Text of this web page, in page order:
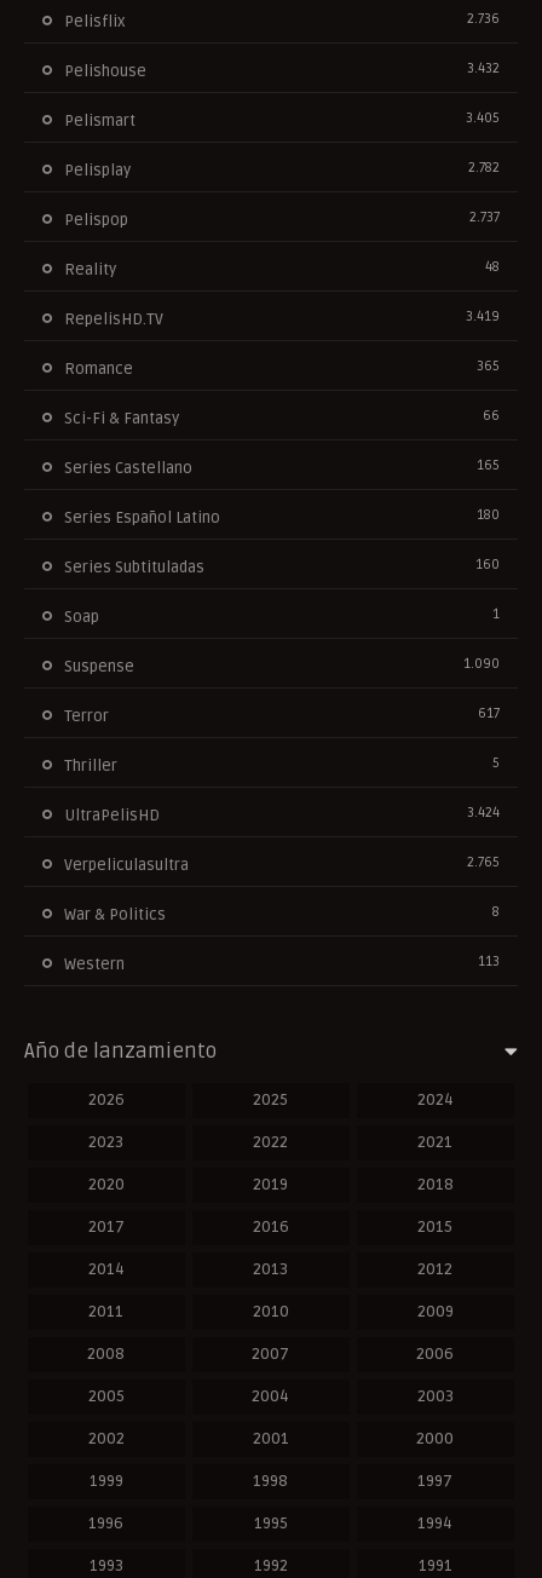
Pelisflix 2.736
Pelishouse 3.432
Pelismart 3.405
Pelisplay 2.782
Pelispop 2.737
Reality 48
RepelisHD.TV 3.419
Romance 365
Sci-Fi & Fantasy 66
Series Castellano 165
Series Español Latino 180
Series Subtituladas 160
Soap 1
Suspense 1.090
Terror 617
Thriller 5
UltraPelisHD 3.424
Verpeliculasultra 2.765
War & Politics 8
Western 113
Año de lanzamiento
2026 2025 2024
2023 2022 2021
2020 2019 2018
2017 2016 2015
2014 2013 2012
2011 2010 2009
2008 2007 2006
2005 2004 2003
2002 2001 2000
1999 1998 1997
1996 1995 1994
1993 1992 1991